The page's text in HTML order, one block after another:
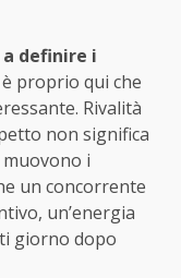
a definire i
proprio qui che
Rivalità
non significa
muovono i
un concorrente
un’energia
giorno dopo